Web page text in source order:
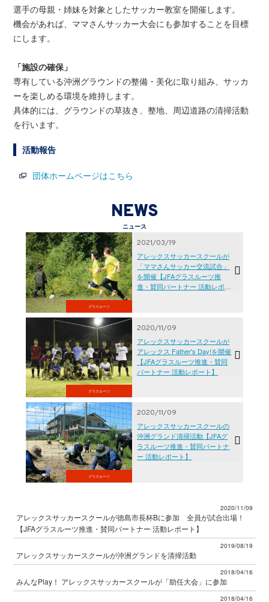
選手の母親・姉妹を対象としたサッカー教室を開催します。
機会があれば、ママさんサッカー大会にも参加することを目標
にします。
「施設の確保」
専有している沖洲グラウンドの整備・美化に取り組み、サッカ
ーを楽しめる環境を維持します。
具体的には、グラウンドの草抜き、整地、周辺道路の清掃活動
を行います。
活動報告
団体ホームページはこちら
NEWS
ニュース
グラスルーツ
2021/03/19
アレックスサッカースクールが
「ママさんサッカー交流試合」
を開催【JFAグラスルーツ推
進・賛同パートナー 活動レポー
グラスルーツ
2020/11/09
アレックスサッカースクールが
アレックス Father's Day!を開催
【JFAグラスルーツ推進・賛同
パートナー 活動レポート】
グラスルーツ
2020/11/09
アレックスサッカースクールの
沖洲グランド清掃活動【JFAグ
ラスルーツ推進・賛同パートナ
ー 活動レポート】
2020/11/09
アレックスサッカースクールが徳島市長杯Bに参加 全員が試合出場！
【JFAグラスルーツ推進・賛同パートナー 活動レポート】
2019/08/19
アレックスサッカースクールが沖洲グランドを清掃活動
2018/04/16
みんなPlay！ アレックスサッカースクールが「助任大会」に参加
2018/04/16